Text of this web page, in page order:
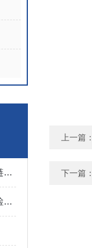
Millipore发光液的制备工艺：全链路质控保障检测性能稳定
Millipore发光液：多场景高灵敏检测的核心试剂支撑
上一篇
下一篇